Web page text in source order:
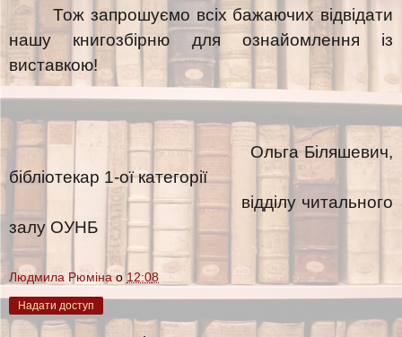
Тож запрошуємо всіх бажаючих відвідати
нашу книгозбірню для ознайомлення із
виставкою!
Ольга Біляшевич,
бібліотекар 1-ої категорії
відділу читального
залу ОУНБ
Людмила Рюміна о12:08
Надати доступ